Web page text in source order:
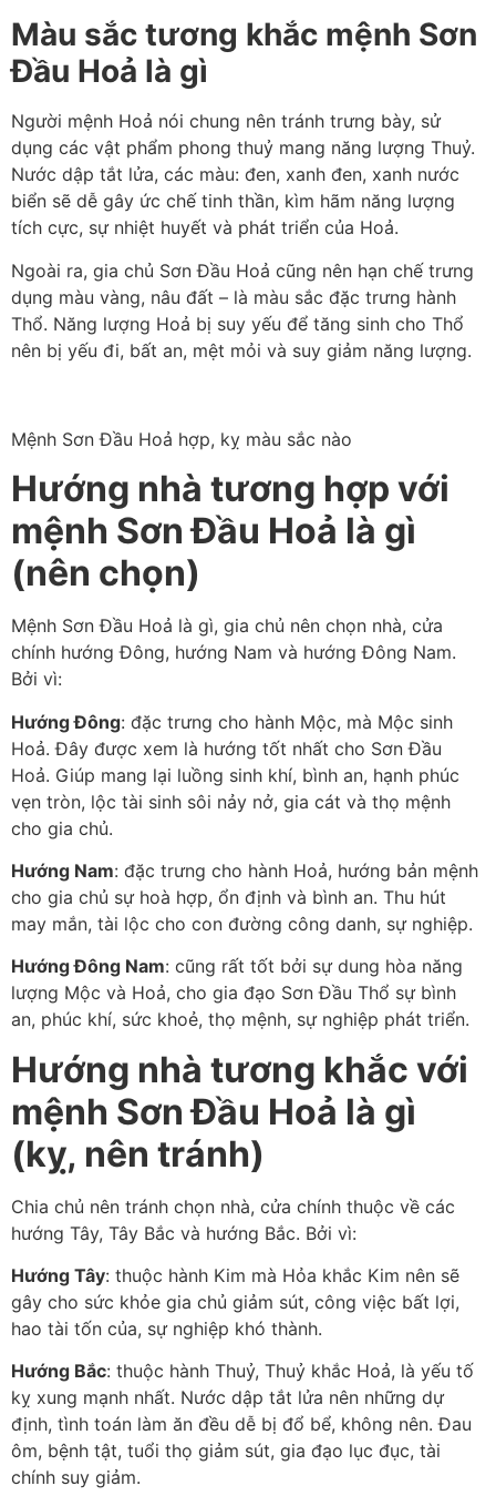
Màu sắc tương khắc mệnh Sơn
Đầu Hoả là gì
Người mệnh Hoả nói chung nên tránh trưng bày, sử
dụng các vật phẩm phong thuỷ mang năng lượng Thuỷ.
Nước dập tắt lửa, các màu: đen, xanh đen, xanh nước
biển sẽ dễ gây ức chế tinh thần, kìm hãm năng lượng
tích cực, sự nhiệt huyết và phát triển của Hoả.
Ngoài ra, gia chủ Sơn Đầu Hoả cũng nên hạn chế trưng
dụng màu vàng, nâu đất – là màu sắc đặc trưng hành
Thổ. Năng lượng Hoả bị suy yếu để tăng sinh cho Thổ
nên bị yếu đi, bất an, mệt mỏi và suy giảm năng lượng.
Mệnh Sơn Đầu Hoả hợp, kỵ màu sắc nào
Hướng nhà tương hợp với
mệnh Sơn Đầu Hoả là gì
(nên chọn)
Mệnh Sơn Đầu Hoả là gì, gia chủ nên chọn nhà, cửa
chính hướng Đông, hướng Nam và hướng Đông Nam.
Bởi vì:
Hướng Đông: đặc trưng cho hành Mộc, mà Mộc sinh
Hoả. Đây được xem là hướng tốt nhất cho Sơn Đầu
Hoả. Giúp mang lại luồng sinh khí, bình an, hạnh phúc
vẹn tròn, lộc tài sinh sôi nảy nở, gia cát và thọ mệnh
cho gia chủ.
Hướng Nam: đặc trưng cho hành Hoả, hướng bản mệnh
cho gia chủ sự hoà hợp, ổn định và bình an. Thu hút
may mắn, tài lộc cho con đường công danh, sự nghiệp.
Hướng Đông Nam: cũng rất tốt bởi sự dung hòa năng
lượng Mộc và Hoả, cho gia đạo Sơn Đầu Thổ sự bình
an, phúc khí, sức khoẻ, thọ mệnh, sự nghiệp phát triển.
Hướng nhà tương khắc với
mệnh Sơn Đầu Hoả là gì
(kỵ, nên tránh)
Chia chủ nên tránh chọn nhà, cửa chính thuộc về các
hướng Tây, Tây Bắc và hướng Bắc. Bởi vì:
Hướng Tây: thuộc hành Kim mà Hỏa khắc Kim nên sẽ
gây cho sức khỏe gia chủ giảm sút, công việc bất lợi,
hao tài tốn của, sự nghiệp khó thành.
Hướng Bắc: thuộc hành Thuỷ, Thuỷ khắc Hoả, là yếu tố
kỵ xung mạnh nhất. Nước dập tắt lửa nên những dự
định, tình toán làm ăn đều dễ bị đổ bể, không nên. Đau
ôm, bệnh tật, tuổi thọ giảm sút, gia đạo lục đục, tài
chính suy giảm.